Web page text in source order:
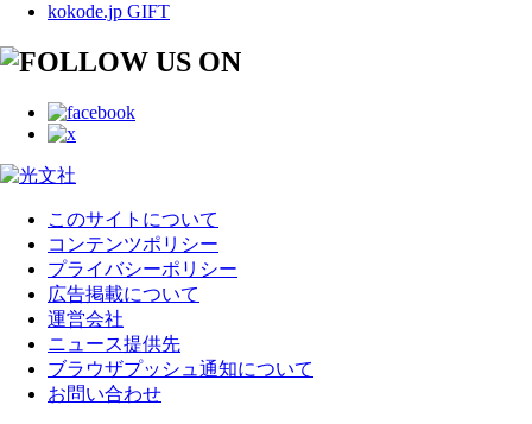
kokode.jp GIFT
このサイトについて
コンテンツポリシー
プライバシーポリシー
広告掲載について
運営会社
ニュース提供先
ブラウザプッシュ通知について
お問い合わせ